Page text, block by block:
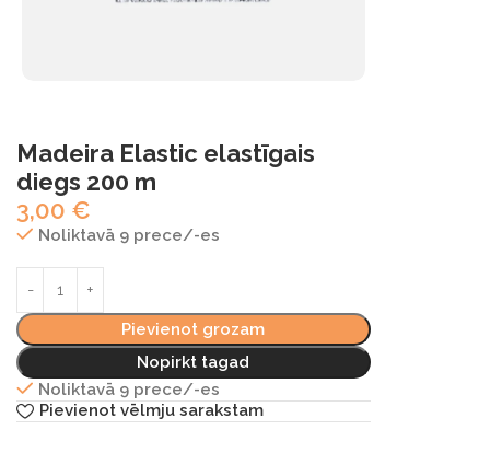
Madeira Elastic elastīgais
diegs 200 m
3,00 €
Noliktavā 9 prece/-es
Pievienot grozam
Nopirkt tagad
Noliktavā 9 prece/-es
Pievienot vēlmju sarakstam